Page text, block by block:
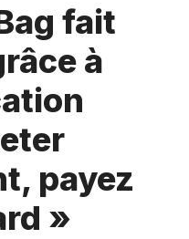
fait
à
payez
»